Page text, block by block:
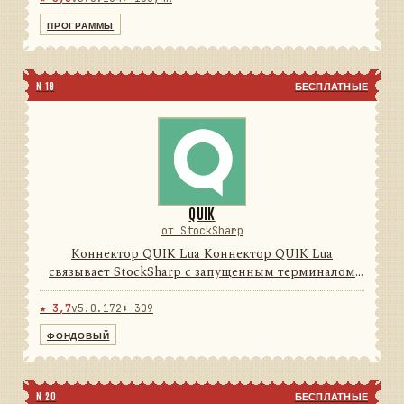
Программы Дизайнер, Те...
ПРОГРАММЫ
N 19 БЕСПЛАТНЫЕ
QUIK
от StockSharp
Коннектор QUIK Lua Коннектор QUIK Lua
связывает StockSharp с запущенным терминалом
QUIK через поставляемый Lua-модуль и локальные
FIX-сессии. Он преобразует обратные вызовы,
таблицы и транзакции терми...
★ 3,7v5.0.172 ⬇ 309
ФОНДОВЫЙ
N 20 БЕСПЛАТНЫЕ